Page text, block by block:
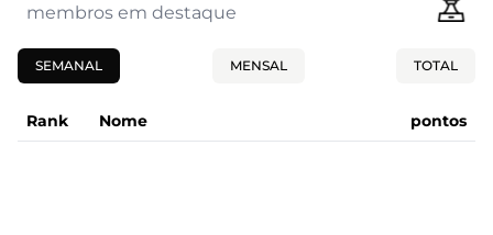
membros em destaque
SEMANAL MENSAL TOTAL
Rank Nome pontos